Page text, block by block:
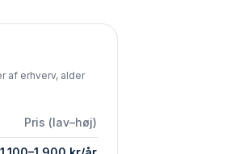
af erhverv, alder
Pris (lav–høj)